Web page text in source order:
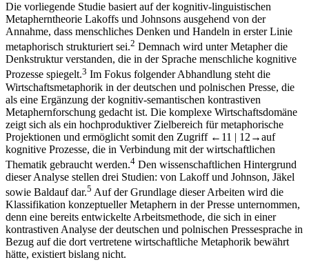
Die vorliegende Studie basiert auf der kognitiv-linguistischen
Metapherntheorie Lakoffs und Johnsons ausgehend von der
Annahme, dass menschliches Denken und Handeln in erster Linie
metaphorisch strukturiert sei.2 Demnach wird unterMetapherdie
Denkstruktur verstanden, die in der Sprache menschliche kognitive
Prozesse spiegelt.3 Im Fokus folgender Abhandlung steht die
Wirtschaftsmetaphorik in der deutschen und polnischen Presse, die
als eine Ergänzung der kognitiv-semantischen kontrastiven
Metaphernforschung gedacht ist. Die komplexe Wirtschaftsdomäne
zeigt sich als ein hochproduktiver Zielbereich für metaphorische
Projektionen und ermöglicht somit den Zugriff ←11 | 12→auf
kognitive Prozesse, die in Verbindung mit der wirtschaftlichen
Thematik gebraucht werden.4 Den wissenschaftlichen Hintergrund
dieser Analyse stellen drei Studien: von Lakoff und Johnson, Jäkel
sowie Baldauf dar.5 Auf der Grundlage dieser Arbeiten wird die
Klassifikation konzeptueller Metaphern in der Presse unternommen,
denn eine bereits entwickelte Arbeitsmethode, die sich in einer
kontrastiven Analyse der deutschen und polnischen Pressesprache in
Bezug auf die dort vertretene wirtschaftliche Metaphorik bewährt
hätte, existiert bislang nicht.